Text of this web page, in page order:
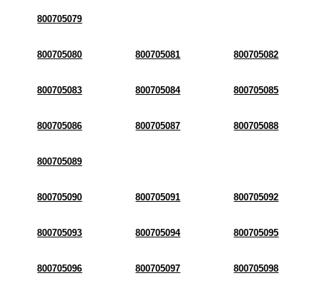
800705079
800705080 800705081 800705082
800705083 800705084 800705085
800705086 800705087 800705088
800705089
800705090 800705091 800705092
800705093 800705094 800705095
800705096 800705097 800705098